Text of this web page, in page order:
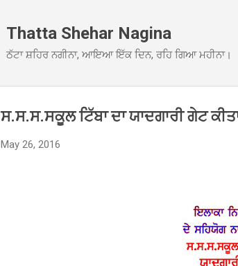
Thatta Shehar Nagina
ਠੱਟਾ ਸ਼ਹਿਰ ਨਗੀਨਾ, ਆਇਆ ਇੱਕ ਦਿਨ, ਰਹਿ ਗਿਆ ਮਹੀਨਾ।
ਸ.ਸ.ਸ.ਸਕੂਲ ਟਿੱਬਾ ਦਾ ਯਾਦਗਾਰੀ ਗੇਟ
May 26, 2016